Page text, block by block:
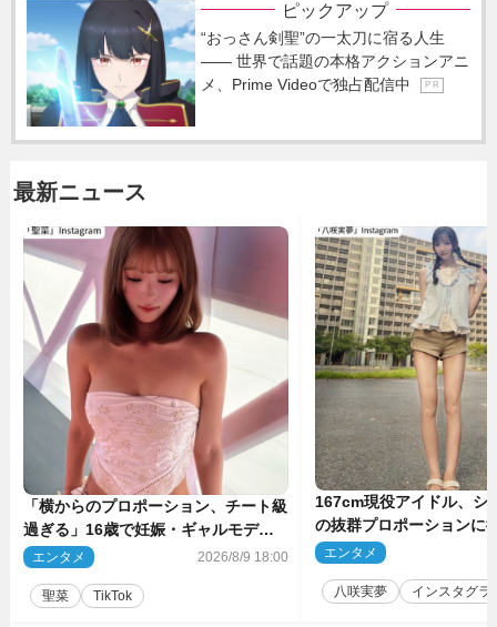
ピックアップ
“おっさん剣聖”の一太刀に宿る人生
―― 世界で話題の本格アクションアニ
メ、Prime Videoで独占配信中
P R
最新ニュース
「横からのプロポーション、チート級
過ぎる」16歳で妊娠・ギャルモデ
ル、最新投稿にネット衝撃「美しすぎ
エンタメ 2026/8/9 18:00
聖菜 TikTok
167cm現役アイドル、シ
の抜群プロポーションに
ぎる」
エンタメ
八咲実夢 インスタグラ